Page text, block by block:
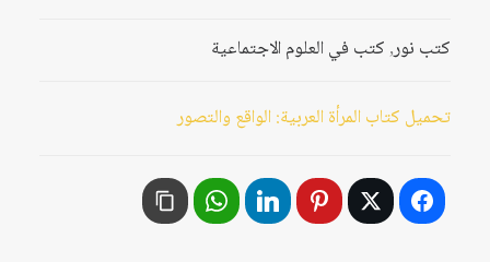
كتب نور,كتب في العلوم الاجتماعية
تحميل كتاب المرأة العربية: الواقع والتصور